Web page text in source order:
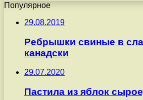
Популярное
29.08.2019
Ребрышки свиные в
канадски
29.07.2020
Пастила из яблок